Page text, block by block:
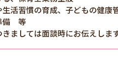
活習慣の育成、子どもの健康
備 等
ましては面談時にお伝えします